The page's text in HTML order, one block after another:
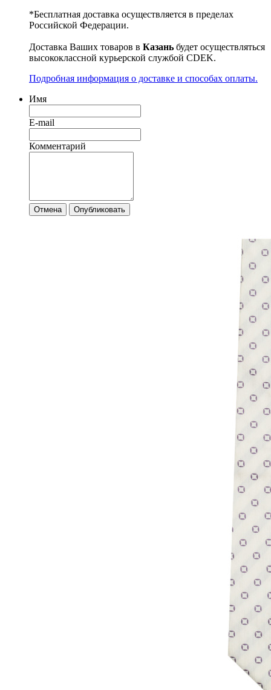
*Бесплатная доставка осуществляется в пределах
Российской Федерации.
Доставка Ваших товаров в Казань будет осуществляться
высококлассной курьерской службой CDEK.
Подробная информация о доставке и способах оплаты.
Имя
E-mail
Комментарий
Отмена Опубликовать